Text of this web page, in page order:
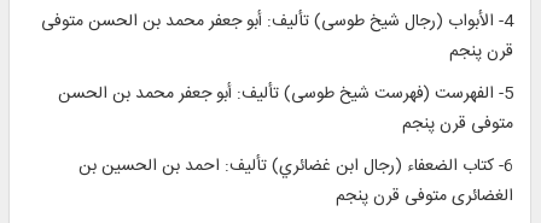
4- الأبواب (رجال شيخ طوسى) تأليف: أبو جعفر محمد بن الحسن متوفى
قرن پنجم‏
5- الفهرست (فهرست شيخ طوسى) تأليف: أبو جعفر محمد بن الحسن
متوفى قرن پنجم‏
6- كتاب الضعفاء (رجال ابن غضائري) تأليف: احمد بن الحسين بن
الغضائرى متوفى قرن پنجم‏